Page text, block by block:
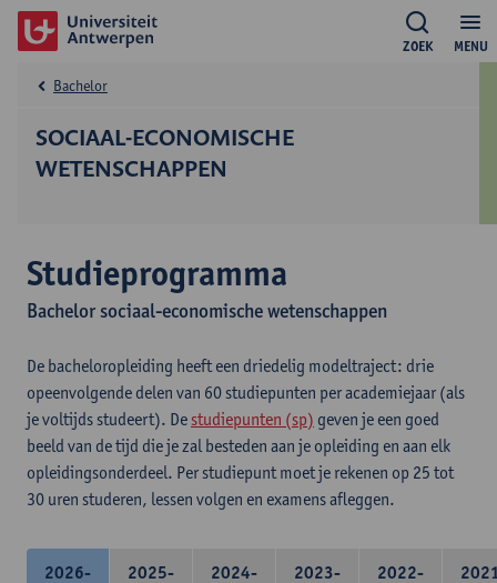
MENU
ZOEK
SOCIAAL-ECONOMISCHE
WETENSCHAPPEN
Bachelor
Studieprogramma
Bachelor sociaal-economische wetenschappen
De bacheloropleiding heeft een driedelig modeltraject: drie
opeenvolgende delen van 60 studiepunten per academiejaar (als
je voltijds studeert). De studiepunten (sp) geven je een goed
beeld van de tijd die je zal besteden aan je opleiding en aan elk
opleidingsonderdeel. Per studiepunt moet je rekenen op 25 tot
30 uren studeren, lessen volgen en examens afleggen.
2026-
2025-
2024-
2023-
2022-